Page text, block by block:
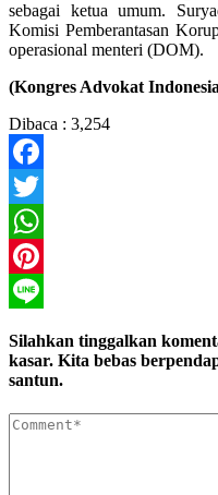
sebagai ketua umum.
Komisi Pemberantasan
operasional menteri (DOM).
(Kongres Advokat
Dibaca : 3,254
Facebook
Twitter
WhatsApp
Pinterest
Silahkan tinggalkan
kasar. Kita bebas
santun.